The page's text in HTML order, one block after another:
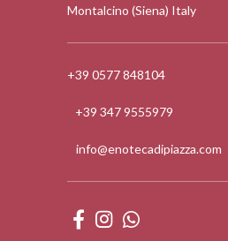
Montalcino (Siena) Italy
+39 0577 848104
+39 347 9555979
info@enotecadipiazza.com